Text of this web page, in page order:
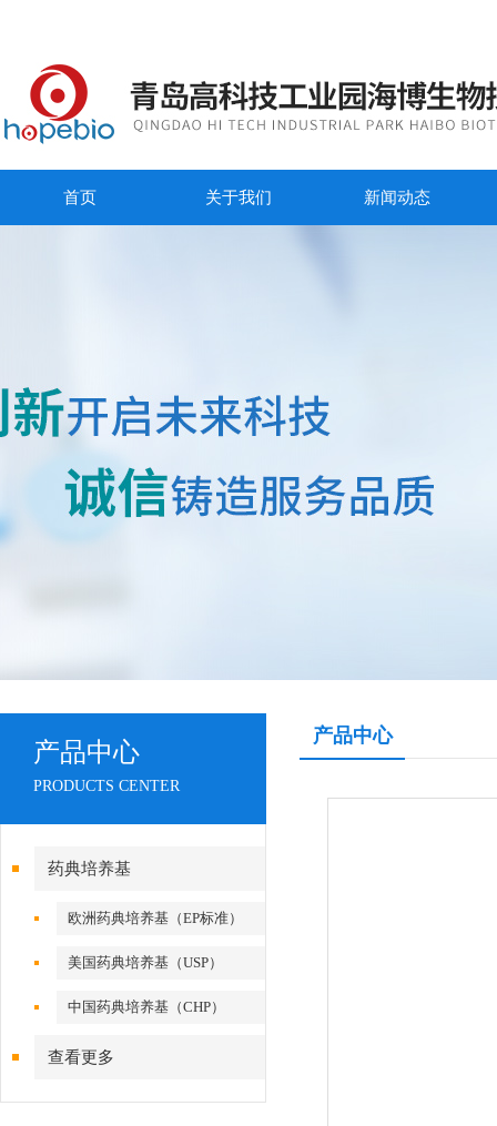
首页 关于我们 新闻动态
产品中心
PRODUCTS CENTER
药典培养基
欧洲药典培养基（EP标准）
美国药典培养基（USP）
中国药典培养基（CHP）
查看更多
产品中心